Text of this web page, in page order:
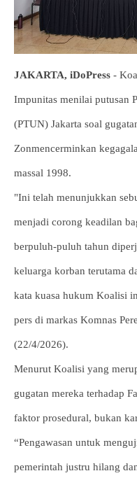
JAKARTA, iDoPress -
Impunitas menilai putusan
(PTUN) Jakarta soal
Zonmencerminkan
massal 1998.
"Ini telah menunjukkan
menjadi corong keadilan
berpuluh-puluh tahun
keluarga korban terutama
kata kuasa hukum Koalisi
pers di markas Komnas
(22/4/2026).
Menurut Koalisi yang
gugatan mereka terhadap
faktor prosedural, bukan
“Pengawasan untuk
pemerintah justru hilang